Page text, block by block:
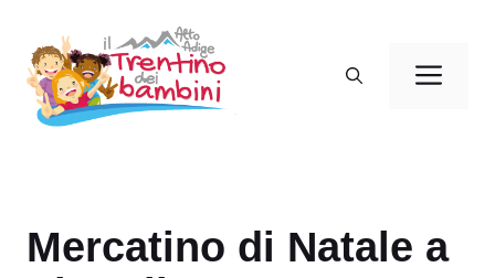
contenuto
Mercatino di Natale a